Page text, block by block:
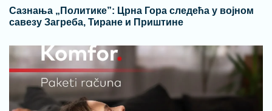
Сазнања „Политике”: Црна Гора следећа у војном
савезу Загреба, Тиране и Приштине